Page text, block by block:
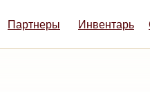
Партнеры Инвентарь